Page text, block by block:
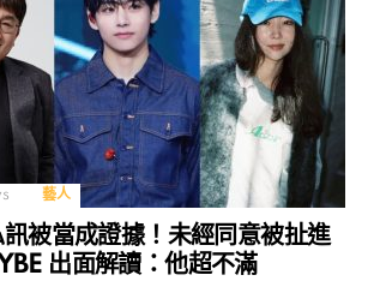
藝人
訊被當成證據！未經同意被扯進
出面解讀：他超不滿